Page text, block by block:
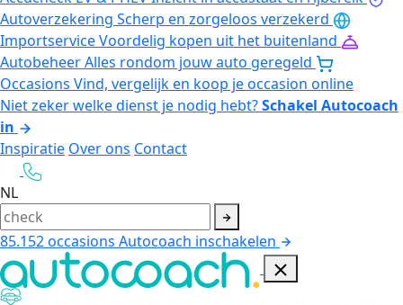
Autoverzekering Scherp en zorgeloos verzekerd
ImportserviceVoordelig kopen uit het buitenland
AutobeheerAlles rondom jouw auto geregeld
Occasions Vind, vergelijk en koop je occasion online
Niet zeker welke dienst je nodig hebt?Schakel Autocoach
in
Inspiratie Over ons Contact
NL
85.152occasions Autocoach inschakelen